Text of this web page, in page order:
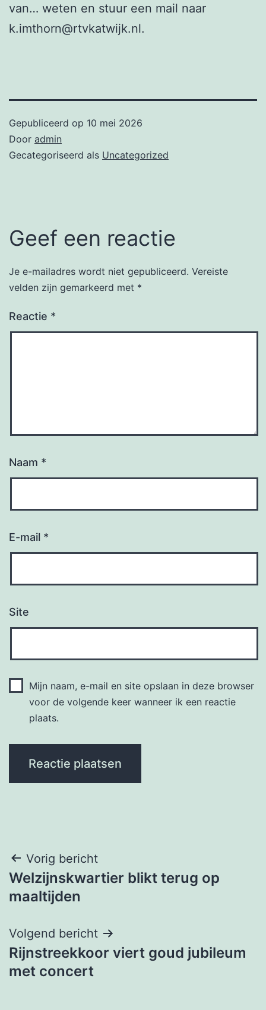
van… weten en stuur een mail naar
k.imthorn@rtvkatwijk.nl.
Gepubliceerd op 10 mei 2026
Door admin
Gecategoriseerd als Uncategorized
Geef een reactie
Je e-mailadres wordt niet gepubliceerd. Vereiste
velden zijn gemarkeerd met *
Reactie *
Naam *
E-mail *
Site
Mijn naam, e-mail en site opslaan in deze browser
voor de volgende keer wanneer ik een reactie
plaats.
Bericht
navigatie
Vorig bericht
Welzijnskwartier blikt terug op
maaltijden
Volgend bericht
Rijnstreekkoor viert goud jubileum
met concert